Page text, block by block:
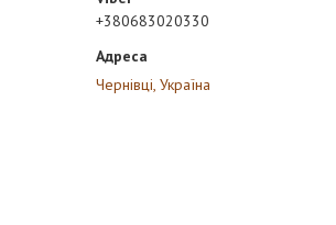
+380683020330
Чернівці, Україна